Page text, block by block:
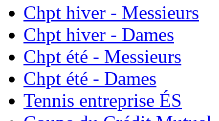
Chpt hiver - Messieurs
Chpt hiver - Dames
Chpt été - Messieurs
Chpt été - Dames
Tennis entreprise ÉS